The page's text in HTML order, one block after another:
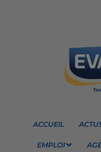
ACCUEIL
EMPLOI